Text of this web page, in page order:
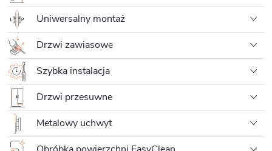
Uniwersalny montaż
Drzwi zawiasowe
Szybka instalacja
Drzwi przesuwne
Metalowy uchwyt